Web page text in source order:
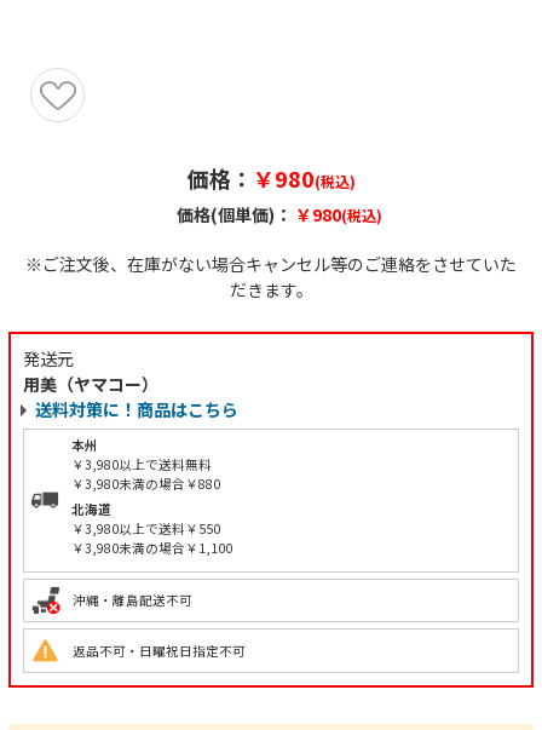
価格： ￥980(税込)
価格(個単価)： ￥980(税込)
※ご注文後、在庫がない場合キャンセル等のご連絡をさせていた
だきます。
発送元
用美（ヤマコー）
送料対策に！商品はこちら
本州
￥3,980以上で送料無料
￥3,980未満の場合￥880
北海道
￥3,980以上で送料￥550
￥3,980未満の場合￥1,100
沖縄・離島配送不可
返品不可・日曜祝日指定不可